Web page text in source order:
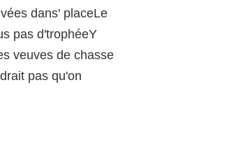
dans' placeLe
pas d'trophéeY
veuves de chasse
pas qu'on